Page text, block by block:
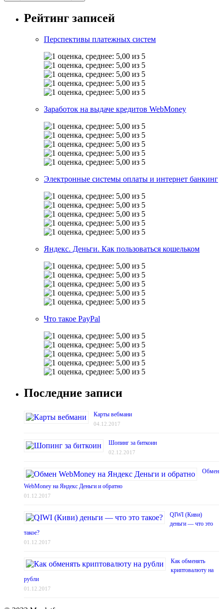
Рейтинг записей
Перспективы платежных систем
Заработок на выдаче кредитов WebMoney
Электронные системы оплаты и интернет банкинг
Яндекс. Деньги. Как пользоваться кошельком
Что такое PayPal
Последние записи
Карты вебмани
04.12.2017
Шопинг за биткоин
02.12.2017
Обмен
WebMoney на Яндекс Деньги и обратно
01.12.2017
QIWI (Киви)
деньги — что это
такое?
01.12.2017
Как обменять
криптовалюту на
рубли
01.12.2017